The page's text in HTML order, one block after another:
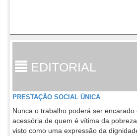
EDITORIAL
PRESTAÇÃO SOCIAL ÚNICA
Nunca o trabalho poderá ser encarado
acessória de quem é vítima da
visto como uma expressão da